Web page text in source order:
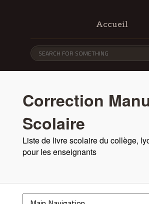
Accueil
Correction
Scolaire
Liste de livre scolaire du collège,
pour les enseignants